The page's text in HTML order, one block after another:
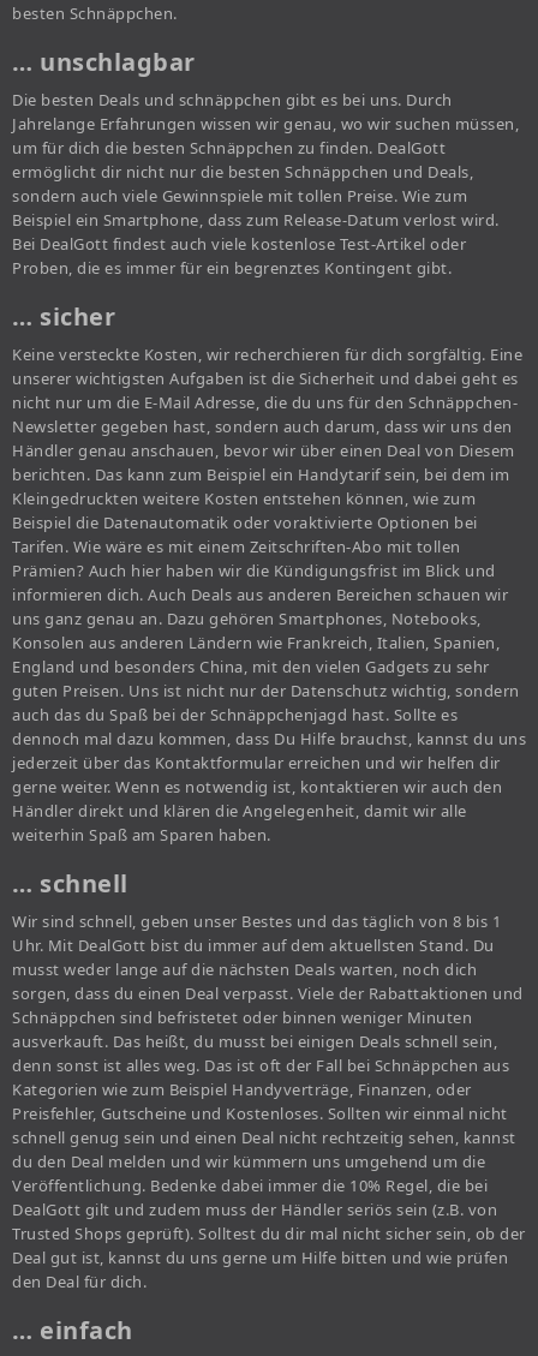
besten Schnäppchen.
… unschlagbar
Die besten Deals und schnäppchen gibt es bei uns. Durch
Jahrelange Erfahrungen wissen wir genau, wo wir suchen müssen,
um für dich die besten Schnäppchen zu finden. DealGott
ermöglicht dir nicht nur die besten Schnäppchen und Deals,
sondern auch viele Gewinnspiele mit tollen Preise. Wie zum
Beispiel ein Smartphone, dass zum Release-Datum verlost wird.
Bei DealGott findest auch viele kostenlose Test-Artikel oder
Proben, die es immer für ein begrenztes Kontingent gibt.
… sicher
Keine versteckte Kosten, wir recherchieren für dich sorgfältig. Eine
unserer wichtigsten Aufgaben ist die Sicherheit und dabei geht es
nicht nur um die E-Mail Adresse, die du uns für den Schnäppchen-
Newsletter gegeben hast, sondern auch darum, dass wir uns den
Händler genau anschauen, bevor wir über einen Deal von Diesem
berichten. Das kann zum Beispiel ein Handytarif sein, bei dem im
Kleingedruckten weitere Kosten entstehen können, wie zum
Beispiel die Datenautomatik oder voraktivierte Optionen bei
Tarifen. Wie wäre es mit einem Zeitschriften-Abo mit tollen
Prämien? Auch hier haben wir die Kündigungsfrist im Blick und
informieren dich. Auch Deals aus anderen Bereichen schauen wir
uns ganz genau an. Dazu gehören Smartphones, Notebooks,
Konsolen aus anderen Ländern wie Frankreich, Italien, Spanien,
England und besonders China, mit den vielen Gadgets zu sehr
guten Preisen. Uns ist nicht nur der Datenschutz wichtig, sondern
auch das du Spaß bei der Schnäppchenjagd hast. Sollte es
dennoch mal dazu kommen, dass Du Hilfe brauchst, kannst du uns
jederzeit über das Kontaktformular erreichen und wir helfen dir
gerne weiter. Wenn es notwendig ist, kontaktieren wir auch den
Händler direkt und klären die Angelegenheit, damit wir alle
weiterhin Spaß am Sparen haben.
… schnell
Wir sind schnell, geben unser Bestes und das täglich von 8 bis 1
Uhr. Mit DealGott bist du immer auf dem aktuellsten Stand. Du
musst weder lange auf die nächsten Deals warten, noch dich
sorgen, dass du einen Deal verpasst. Viele der Rabattaktionen und
Schnäppchen sind befristetet oder binnen weniger Minuten
ausverkauft. Das heißt, du musst bei einigen Deals schnell sein,
denn sonst ist alles weg. Das ist oft der Fall bei Schnäppchen aus
Kategorien wie zum Beispiel Handyverträge, Finanzen, oder
Preisfehler, Gutscheine und Kostenloses. Sollten wir einmal nicht
schnell genug sein und einen Deal nicht rechtzeitig sehen, kannst
du den Deal melden und wir kümmern uns umgehend um die
Veröffentlichung. Bedenke dabei immer die 10% Regel, die bei
DealGott gilt und zudem muss der Händler seriös sein (z.B. von
Trusted Shops geprüft). Solltest du dir mal nicht sicher sein, ob der
Deal gut ist, kannst du uns gerne um Hilfe bitten und wie prüfen
den Deal für dich.
… einfach